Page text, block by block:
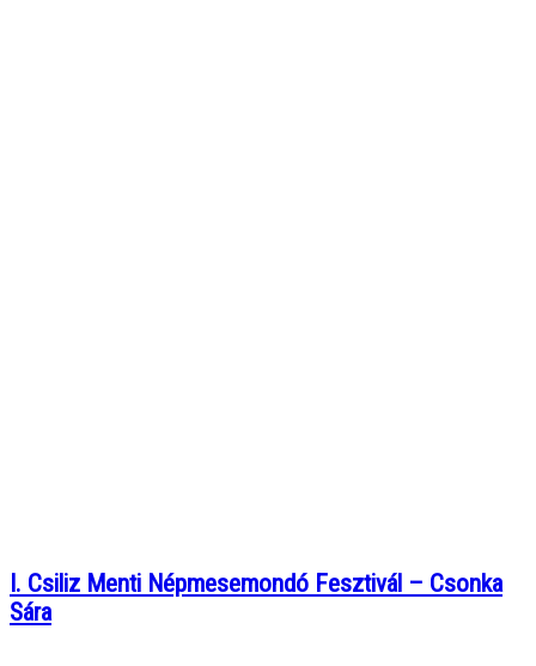
I. Csiliz Menti Népmesemondó Fesztivál – Csonka
Sára